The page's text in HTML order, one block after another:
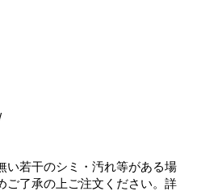
い若干のシミ・汚れ等がある場
ご了承の上ご注文ください。詳